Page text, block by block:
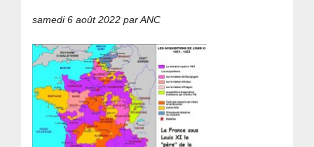
samedi 6 août 2022 par ANC